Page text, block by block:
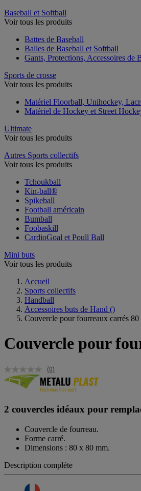
Baseball et Softball
Voir tous les produits
Battes de Baseball
Balles de Baseball et Softball
Gants, Protections, Accessoires de
Sports de crosse
Voir tous les produits
Matériel Floorball, Unihockey,
Matériel de Hockey et Street
Ultimate
Voir tous les produits
Autres Sports collectifs
Voir tous les produits
Tchoukball
Kin-ball®
Spikeball
Football américain
Bumball
Foobaskill
CardioGoal et Poull Ball
Mini buts
Voir tous les produits
Accueil
Sports collectifs
Handball
Accessoires buts de Hand ()
Couvercle pour fourreaux carrés
Couvercle pour
(0)
2 couvercles idéaux pour
Couvercle de fourreau.
Forme carré.
Dimensions : 80 x 80 mm.
Description complète